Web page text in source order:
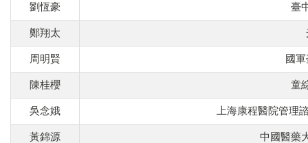
劉恆豪 臺
鄭翔太
周明賢 國
陳桂櫻 童
吳念娥 上海康程醫院管理
黃錦源 中國醫藥